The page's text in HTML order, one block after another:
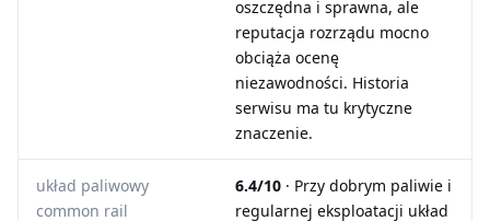
oszczędna i sprawna, ale
reputacja rozrządu mocno
obciąża ocenę
niezawodności. Historia
serwisu ma tu krytyczne
znaczenie.
układ paliwowy
common rail
6.4/10 · Przy dobrym paliwie i
regularnej eksploatacji układ